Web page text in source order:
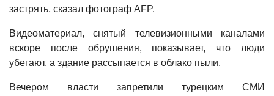
застрять, сказал фотограф AFP.
Видеоматериал, снятый телевизионными каналами
вскоре после обрушения, показывает, что люди
убегают, а здание рассыпается в облако пыли.
Вечером власти запретили турецким СМИ